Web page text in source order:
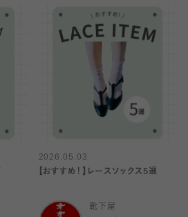
2026.05.03
【おすすめ！】レースソックス5選
靴下屋